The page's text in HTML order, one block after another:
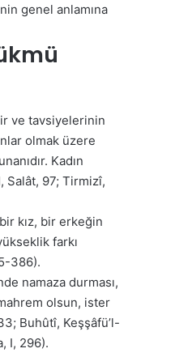
genel anlamına
ve tavsiyelerinin
olmak üzere
Kadın
Salât, 97; Tirmizî,
kız, bir erkeğin
farkı
386).
namaza durması,
olsun, ister
Buhûtî, Keşşâfü’l-
I, 296).